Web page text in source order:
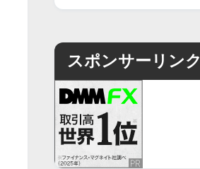
スポンサーリンク